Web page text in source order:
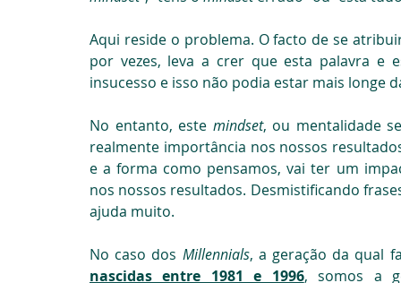
Aqui reside o problema. O facto de se
por vezes, leva a crer que esta palavra e
insucesso e isso não podia estar mais longe
No entanto, este mindset, ou mentalidade
realmente importância nos nossos
e a forma como pensamos, vai ter um
nos nossos resultados. Desmistificando
ajuda muito.
No caso dos Millennials, a geração da qual
nascidas entre 1981 e 1996, somos a